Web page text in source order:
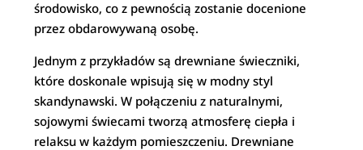
środowisko, co z pewnością zostanie docenione
przez obdarowywaną osobę.
Jednym z przykładów są drewniane świeczniki,
które doskonale wpisują się w modny styl
skandynawski. W połączeniu z naturalnymi,
sojowymi świecami tworzą atmosferę ciepła i
relaksu w każdym pomieszczeniu. Drewniane